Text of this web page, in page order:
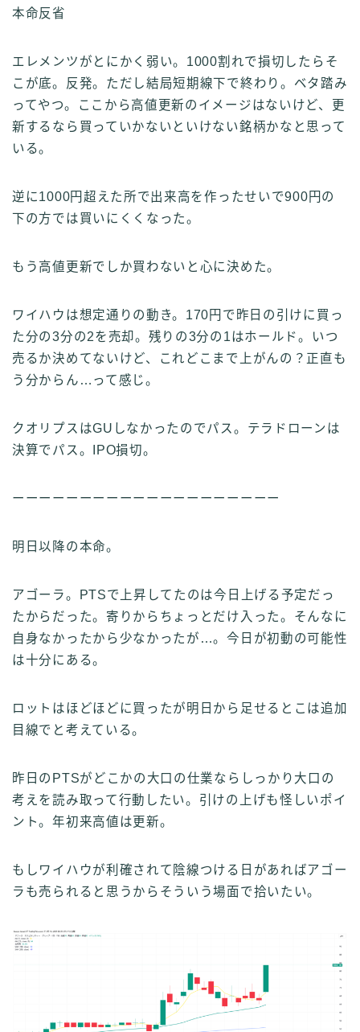
本命反省
エレメンツがとにかく弱い。1000割れで損切したらそ
こが底。反発。ただし結局短期線下で終わり。ベタ踏み
ってやつ。ここから高値更新のイメージはないけど、更
新するなら買っていかないといけない銘柄かなと思って
いる。
逆に1000円超えた所で出来高を作ったせいで900円の
下の方では買いにくくなった。
もう高値更新でしか買わないと心に決めた。
ワイハウは想定通りの動き。170円で昨日の引けに買っ
た分の3分の2を売却。残りの3分の1はホールド。いつ
売るか決めてないけど、これどこまで上がんの？正直も
う分からん…って感じ。
クオリプスはGUしなかったのでパス。テラドローンは
決算でパス。IPO損切。
ーーーーーーーーーーーーーーーーーーーー
明日以降の本命。
アゴーラ。PTSで上昇してたのは今日上げる予定だっ
たからだった。寄りからちょっとだけ入った。そんなに
自身なかったから少なかったが…。今日が初動の可能性
は十分にある。
ロットはほどほどに買ったが明日から足せるとこは追加
目線でと考えている。
昨日のPTSがどこかの大口の仕業ならしっかり大口の
考えを読み取って行動したい。引けの上げも怪しいポイ
ント。年初来高値は更新。
もしワイハウが利確されて陰線つける日があればアゴー
ラも売られると思うからそういう場面で拾いたい。